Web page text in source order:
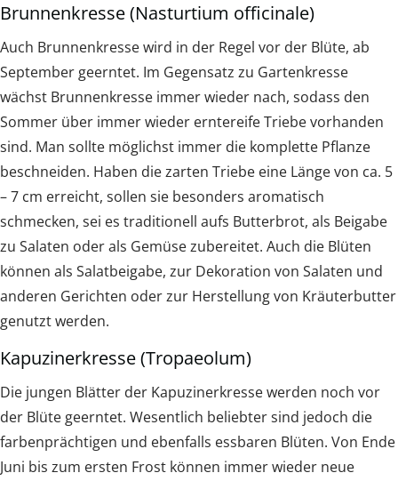
Brunnenkresse (Nasturtium officinale)
Auch Brunnenkresse wird in der Regel vor der Blüte, ab
September geerntet. Im Gegensatz zu Gartenkresse
wächst Brunnenkresse immer wieder nach, sodass den
Sommer über immer wieder erntereife Triebe vorhanden
sind. Man sollte möglichst immer die komplette Pflanze
beschneiden. Haben die zarten Triebe eine Länge von ca. 5
– 7 cm erreicht, sollen sie besonders aromatisch
schmecken, sei es traditionell aufs Butterbrot, als Beigabe
zu Salaten oder als Gemüse zubereitet. Auch die Blüten
können als Salatbeigabe, zur Dekoration von Salaten und
anderen Gerichten oder zur Herstellung von Kräuterbutter
genutzt werden.
Kapuzinerkresse (Tropaeolum)
Die jungen Blätter der Kapuzinerkresse werden noch vor
der Blüte geerntet. Wesentlich beliebter sind jedoch die
farbenprächtigen und ebenfalls essbaren Blüten. Von Ende
Juni bis zum ersten Frost können immer wieder neue